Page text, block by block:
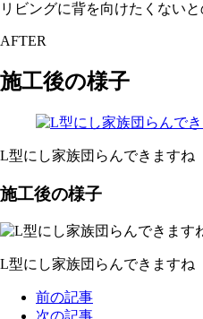
リビングに背を向けたくないと
AFTER
施工後の様子
L型にし家族団らんできますね
施工後の様子
L型にし家族団らんできますね
前の記事